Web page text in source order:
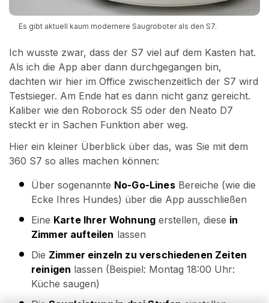
Es gibt aktuell kaum modernere Saugroboter als den S7.
Ich wusste zwar, dass der S7 viel auf dem Kasten hat.
Als ich die App aber dann durchgegangen bin,
dachten wir hier im Office zwischenzeitlich der S7 wird
Testsieger. Am Ende hat es dann nicht ganz gereicht.
Kaliber wie den Roborock S5 oder den Neato D7
steckt er in Sachen Funktion aber weg.
Hier ein kleiner Überblick über das, was Sie mit dem
360 S7 so alles machen können:
Über sogenannte No-Go-LinesBereiche (wie die
Ecke Ihres Hundes) über die App ausschließen
Eine Karte Ihrer Wohnung erstellen, diese in
Zimmer aufteilen lassen
Die Zimmer einzeln zu verschiedenen Zeiten
reinigen lassen (Beispiel: Montag 18:00 Uhr:
Küche saugen)